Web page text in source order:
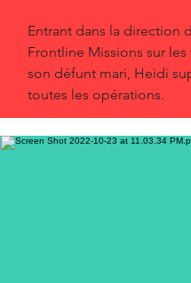
Entrant dans la direction
Frontline Missions sur les
son défunt mari, Heidi
toutes les opérations.